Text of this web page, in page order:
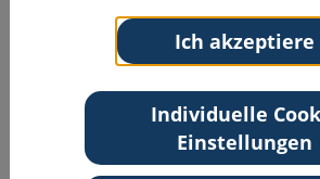
Ich akzeptiere
Individuelle
Einstellungen
Sophienstraße 2
Zurück zur Übersicht